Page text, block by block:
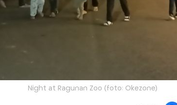
Night at Ragunan Zoo (foto: Okezone)